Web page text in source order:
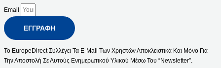
Email
ΕΓΓΡΑΦΉ
Το EuropeDirect Συλλέγει Τα E-Mail Των Χρηστών Αποκλειστικά Και Μόνο Για
Την Αποστολή Σε Αυτούς Ενημερωτικού Υλικού Μέσω Του “Newsletter”.